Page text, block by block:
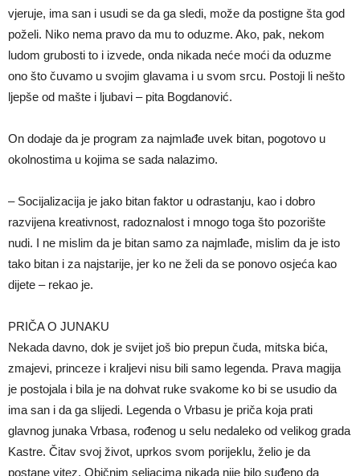
vjeruje, ima san i usudi se da ga sledi, može da postigne šta god
poželi. Niko nema pravo da mu to oduzme. Ako, pak, nekom
ludom grubosti to i izvede, onda nikada neće moći da oduzme
ono što čuvamo u svojim glavama i u svom srcu. Postoji li nešto
ljepše od mašte i ljubavi – pita Bogdanović.
On dodaje da je program za najmlađe uvek bitan, pogotovo u
okolnostima u kojima se sada nalazimo.
– Socijalizacija je jako bitan faktor u odrastanju, kao i dobro
razvijena kreativnost, radoznalost i mnogo toga što pozorište
nudi. I ne mislim da je bitan samo za najmlađe, mislim da je isto
tako bitan i za najstarije, jer ko ne želi da se ponovo osjeća kao
dijete – rekao je.
PRIČA O JUNAKU
Nekada davno, dok je svijet još bio prepun čuda, mitska bića,
zmajevi, princeze i kraljevi nisu bili samo legenda. Prava magija
je postojala i bila je na dohvat ruke svakome ko bi se usudio da
ima san i da ga slijedi. Legenda o Vrbasu je priča koja prati
glavnog junaka Vrbasa, rođenog u selu nedaleko od velikog grada
Kastre. Čitav svoj život, uprkos svom porijeklu, želio je da
postane vitez. Običnim seljacima nikada nije bilo suđeno da